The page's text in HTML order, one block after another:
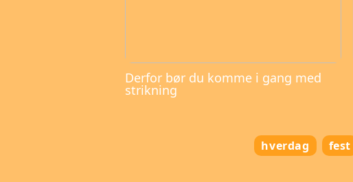
Derfor bør du komme i gang med
strikning
hverdag fest